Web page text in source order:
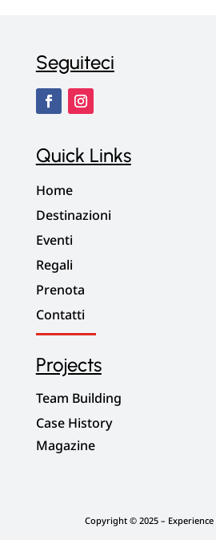
Seguiteci
Quick Links
Home
Destinazioni
Eventi
Regali
Prenota
Contatti
Projects
Team Building
Case History
Magazine
Copyright © 2025 – Experience